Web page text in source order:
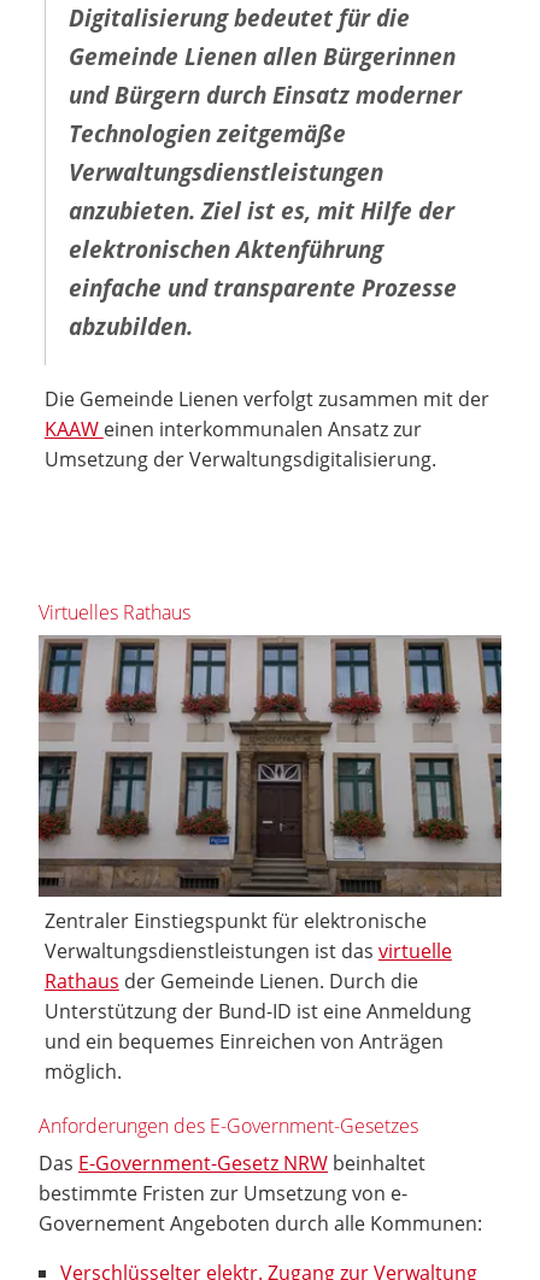
Digitalisierung bedeutet für die
Gemeinde Lienen allen Bürgerinnen
und Bürgern durch Einsatz moderner
Technologien zeitgemäße
Verwaltungsdienstleistungen
anzubieten. Ziel ist es, mit Hilfe der
elektronischen Aktenführung
einfache und transparente Prozesse
abzubilden.
Die Gemeinde Lienen verfolgt zusammen mit der
KAAW einen interkommunalen Ansatz zur
Umsetzung der Verwaltungsdigitalisierung.
Virtuelles Rathaus
Zentraler Einstiegspunkt für elektronische
Verwaltungsdienstleistungen ist das virtuelle
Rathaus der Gemeinde Lienen. Durch die
Unterstützung der Bund-ID ist eine Anmeldung
und ein bequemes Einreichen von Anträgen
möglich.
Anforderungen des E-Government-Gesetzes
Das E-Government-Gesetz NRW beinhaltet
bestimmte Fristen zur Umsetzung von e-
Governement Angeboten durch alle Kommunen:
Verschlüsselter elektr. Zugang zur Verwaltung